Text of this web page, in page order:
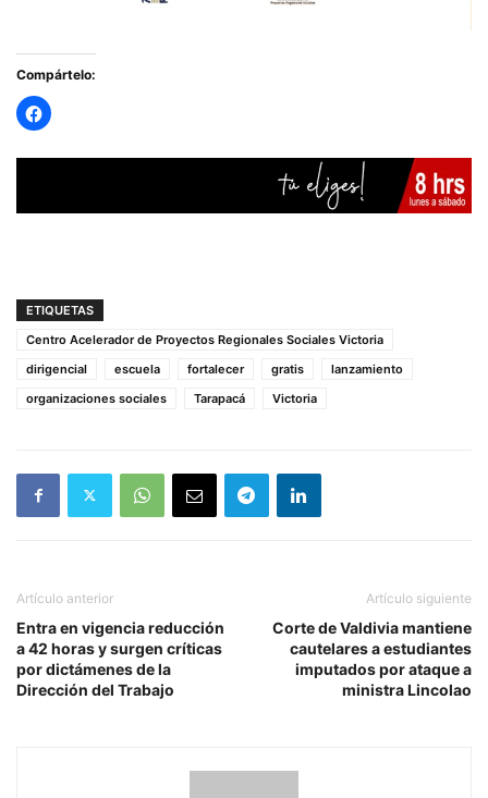
Compártelo:
ETIQUETAS
Centro Acelerador de Proyectos Regionales Sociales Victoria
dirigencial
escuela fortalecer gratis
lanzamiento
organizaciones sociales
Tarapacá Victoria
Artículo anterior
Entra en vigencia reducción
a 42 horas y surgen críticas
por dictámenes de la
Dirección del Trabajo
Artículo siguiente
Corte de Valdivia mantiene
cautelares a estudiantes
imputados por ataque a
ministra Lincolao